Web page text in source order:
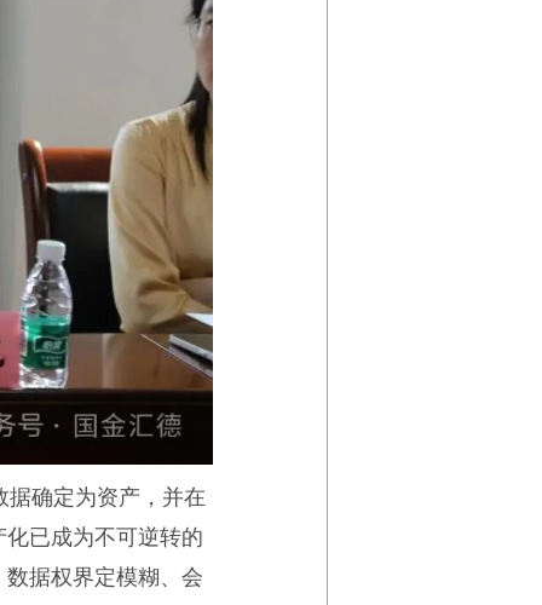
确定为资产，并在
已成为不可逆转的
据权界定模糊、会